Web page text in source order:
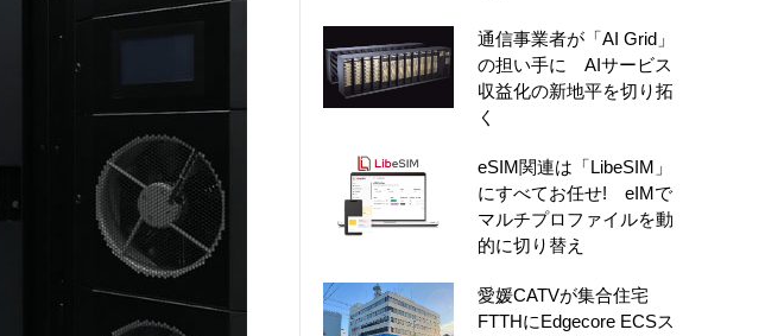
通信事業者が「AI Grid」
の担い手に AIサービス
収益化の新地平を切り拓
く
eSIM関連は「LibeSIM」
にすべてお任せ! eIMで
マルチプロファイルを動
的に切り替え
愛媛CATVが集合住宅
FTTHにEdgecore ECSス